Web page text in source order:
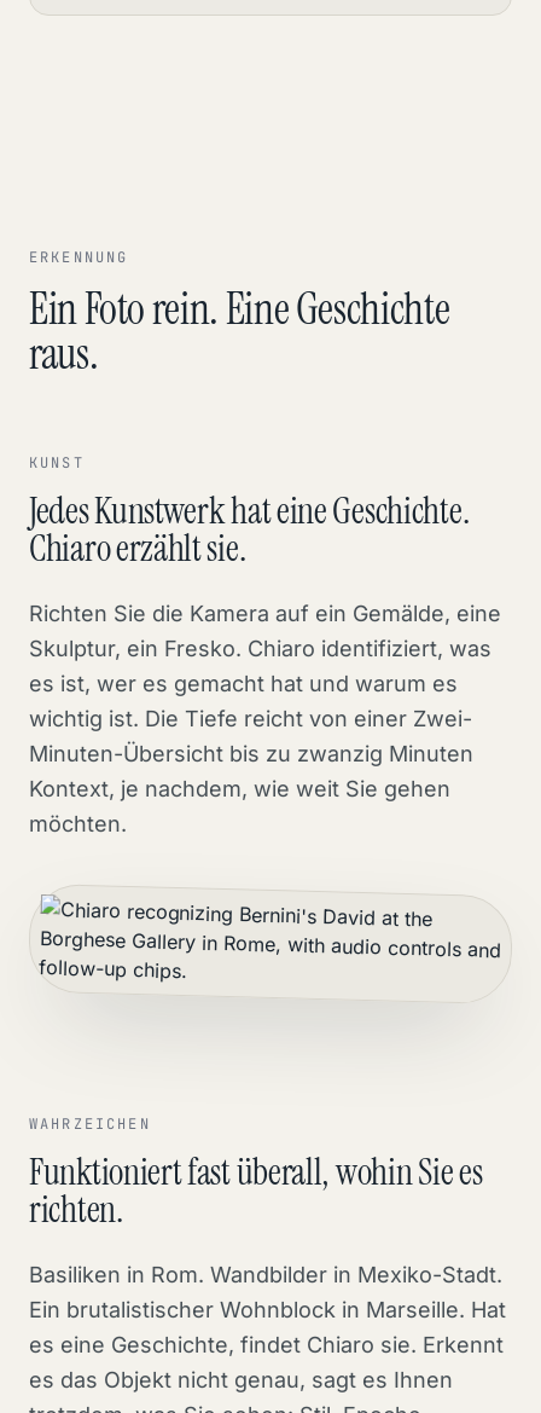
ERKENNUNG
Ein Foto rein. Eine Geschichte
raus.
KUNST
Jedes Kunstwerk hat eine Geschichte.
Chiaro erzählt sie.
Richten Sie die Kamera auf ein Gemälde, eine
Skulptur, ein Fresko. Chiaro identifiziert, was
es ist, wer es gemacht hat und warum es
wichtig ist. Die Tiefe reicht von einer Zwei-
Minuten-Übersicht bis zu zwanzig Minuten
Kontext, je nachdem, wie weit Sie gehen
möchten.
WAHRZEICHEN
Funktioniert fast überall, wohin Sie es
richten.
Basiliken in Rom. Wandbilder in Mexiko-Stadt.
Ein brutalistischer Wohnblock in Marseille. Hat
es eine Geschichte, findet Chiaro sie. Erkennt
es das Objekt nicht genau, sagt es Ihnen